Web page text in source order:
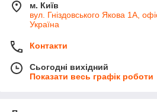
м. Київ
вул. Гніздовського Якова 1А,
Україна
Контакти
Сьогодні вихідний
Показати весь графік роботи